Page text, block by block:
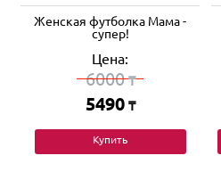
Женская футболка Мама -
супер!
Цена:
6000₸
5490 ₸
Купить